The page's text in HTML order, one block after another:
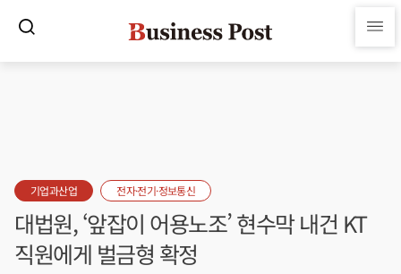
기업과산업 전자·전기·정보통신
대법원, ‘앞잡이 어용노조’ 현수막 내건 KT
직원에게 벌금형 확정